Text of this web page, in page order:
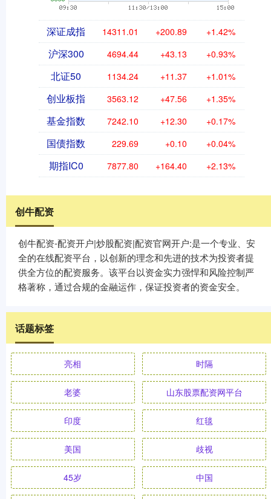
深证成指 14311.01 +200.89 +1.42%
沪深300 4694.44 +43.13 +0.93%
北证50 1134.24 +11.37 +1.01%
创业板指 3563.12 +47.56 +1.35%
基金指数 7242.10 +12.30 +0.17%
国债指数 229.69 +0.10 +0.04%
期指IC0 7877.80 +164.40 +2.13%
创牛配资
创牛配资-配资开户|炒股配资|配资官网开户:是一个专业、安
全的在线配资平台，以创新的理念和先进的技术为投资者提
供全方位的配资服务。该平台以资金实力强悍和风险控制严
格著称，通过合规的金融运作，保证投资者的资金安全。
话题标签
亮相 时隔
老婆 山东股票配资网平台
印度 红毯
美国 歧视
45岁 中国